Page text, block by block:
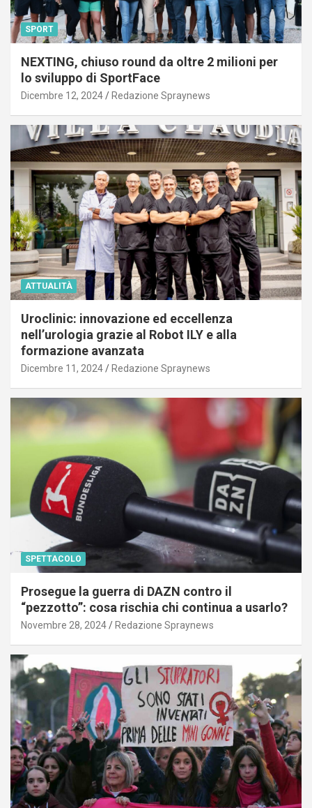
SPORT
NEXTING, chiuso round da oltre 2 milioni per
lo sviluppo di SportFace
Dicembre 12, 2024 Redazione Spraynews
ATTUALITÀ
Uroclinic: innovazione ed eccellenza
nell’urologia grazie al Robot ILY e alla
formazione avanzata
Dicembre 11, 2024 Redazione Spraynews
SPETTACOLO
Prosegue la guerra di DAZN contro il
“pezzotto”: cosa rischia chi continua a usarlo?
Novembre 28, 2024 Redazione Spraynews